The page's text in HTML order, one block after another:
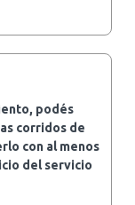
podés
corridos de
con al menos
del servicio